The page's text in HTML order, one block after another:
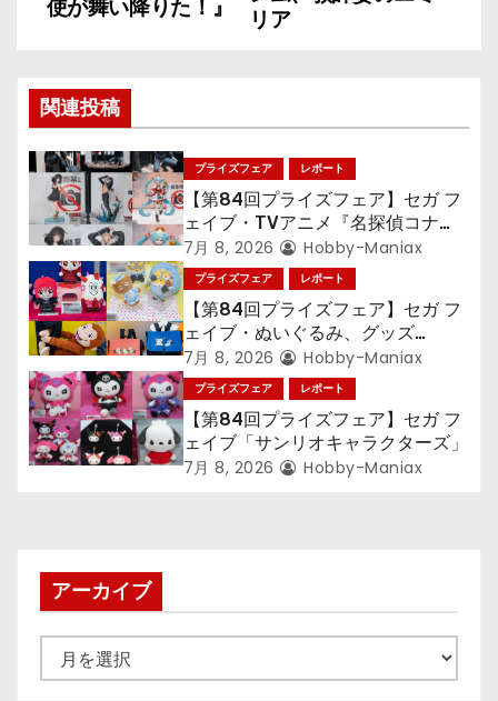
ー
シ
ョ
ン
リア
使が舞い降りた！』
関連投稿
プライズフェア レポート
【第84回プライズフェア】セガ フ
ェイブ・TVアニメ『名探偵コナ
ン』TVアニメ『呪術廻戦』『〈物
語〉シリーズ』「初音ミク」
7月 8, 2026 Hobby-Maniax
プライズフェア レポート
【第84回プライズフェア】セガ フ
ェイブ・ぬいぐるみ、グッズ
『LiSA』『ミニオン』『おさるの
ジョージ』『ポケットモンスター』
7月 8, 2026 Hobby-Maniax
プライズフェア レポート
【第84回プライズフェア】セガ フ
ェイブ「サンリオキャラクターズ」
7月 8, 2026 Hobby-Maniax
アーカイブ
ー